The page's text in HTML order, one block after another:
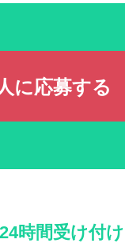
に応募する
時間受け付